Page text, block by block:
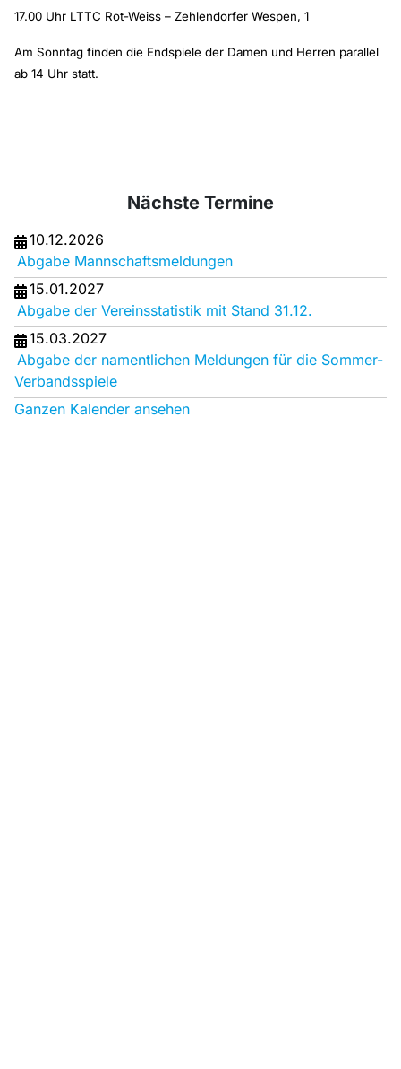
17.00 Uhr LTTC Rot-Weiss – Zehlendorfer Wespen, 1
Am Sonntag finden die Endspiele der Damen und Herren parallel
ab 14 Uhr statt.
Nächste Termine
10.12.2026
Abgabe Mannschaftsmeldungen
15.01.2027
Abgabe der Vereinsstatistik mit Stand 31.12.
15.03.2027
Abgabe der namentlichen Meldungen für die Sommer-
Verbandsspiele
Ganzen Kalender ansehen